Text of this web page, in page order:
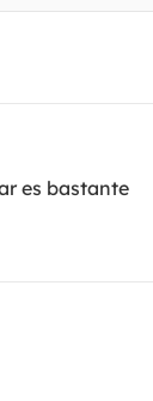
es bastante